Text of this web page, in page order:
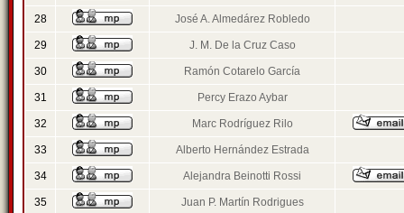
28 José A. Almedárez Robledo
29 J. M. De la Cruz Caso
30 Ramón Cotarelo García
31 Percy Erazo Aybar
32 Marc Rodríguez Rilo
33 Alberto Hernández Estrada
34 Alejandra Beinotti Rossi
35 Juan P. Martín Rodrigues